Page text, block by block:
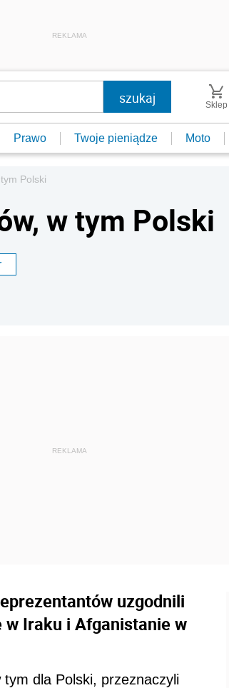
REKLAMA
Sklep
Prawo Twoje pieniądze Moto
Polski
w tym Polski
uzgodnili
Iraku i Afganistanie w
dla Polski, przeznaczyli